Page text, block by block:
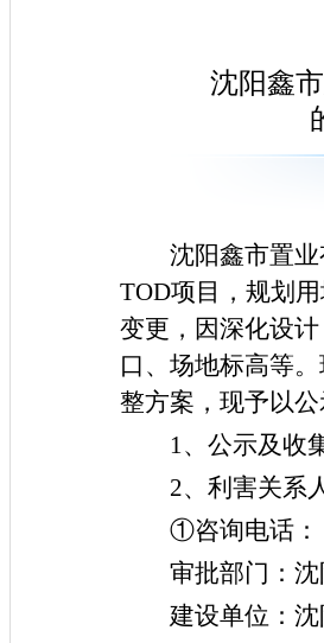
沈阳鑫
沈阳鑫市置
TOD项目，规划
变更，因深化设
口、场地标高等
整方案，现予以
1、公示及收
2、利害关系
①咨询电话：
审批部门：
建设单位：